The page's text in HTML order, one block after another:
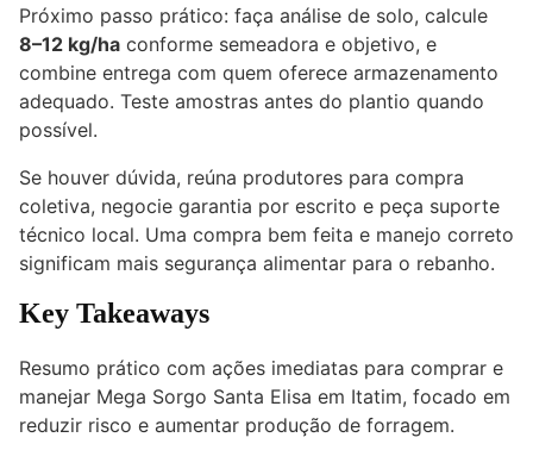
Próximo passo prático: faça análise de solo, calcule
8–12 kg/ha conforme semeadora e objetivo, e
combine entrega com quem oferece armazenamento
adequado. Teste amostras antes do plantio quando
possível.
Se houver dúvida, reúna produtores para compra
coletiva, negocie garantia por escrito e peça suporte
técnico local. Uma compra bem feita e manejo correto
significam mais segurança alimentar para o rebanho.
Key Takeaways
Resumo prático com ações imediatas para comprar e
manejar Mega Sorgo Santa Elisa em Itatim, focado em
reduzir risco e aumentar produção de forragem.